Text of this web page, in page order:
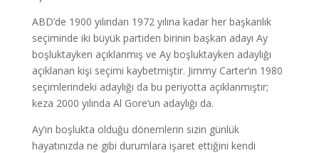
ABD’de 1900 yılından 1972 yılına kadar her başkanlık
seçiminde iki büyük partiden birinin başkan adayı Ay
boşluktayken açıklanmış ve Ay boşluktayken adaylığı
açıklanan kişi seçimi kaybetmiştir. Jimmy Carter’ın 1980
seçimlerindeki adaylığı da bu periyotta açıklanmıştır;
keza 2000 yılında Al Gore’un adaylığı da.
Ay’ın boşlukta olduğu dönemlerin sizin günlük
hayatınızda ne gibi durumlara işaret ettiğini kendi